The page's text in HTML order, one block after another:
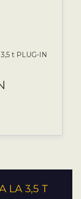
t PLUG-IN
LA 3,5 T